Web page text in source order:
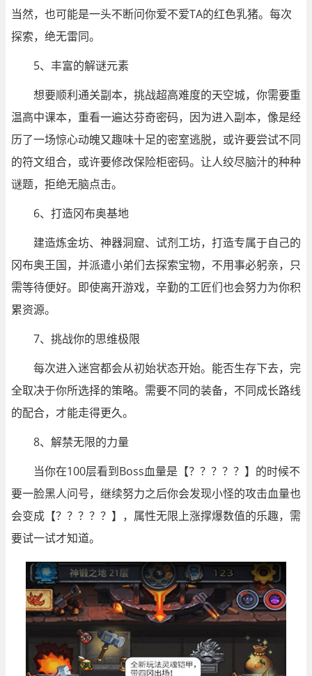
当然，也可能是一头不断问你爱不爱TA的红色乳猪。每次
探索，绝无雷同。
5、丰富的解谜元素
想要顺利通关副本，挑战超高难度的天空城，你需要重
温高中课本，重看一遍达芬奇密码，因为进入副本，像是经
历了一场惊心动魄又趣味十足的密室逃脱，或许要尝试不同
的符文组合，或许要修改保险柜密码。让人绞尽脑汁的种种
谜题，拒绝无脑点击。
6、打造冈布奥基地
建造炼金坊、神器洞窟、试剂工坊，打造专属于自己的
冈布奥王国，并派遣小弟们去探索宝物，不用事必躬亲，只
需等待便好。即使离开游戏，辛勤的工匠们也会努力为你积
累资源。
7、挑战你的思维极限
每次进入迷宫都会从初始状态开始。能否生存下去，完
全取决于你所选择的策略。需要不同的装备，不同成长路线
的配合，才能走得更久。
8、解禁无限的力量
当你在100层看到Boss血量是【？？？？？】的时候不
要一脸黑人问号，继续努力之后你会发现小怪的攻击血量也
会变成【？？？？？】，属性无限上涨撑爆数值的乐趣，需
要试一试才知道。